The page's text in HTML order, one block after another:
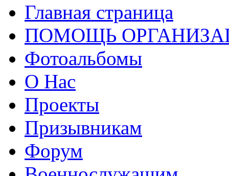
Главная страница
ПОМОЩЬ
Фотоальбомы
О Нас
Проекты
Призывникам
Форум